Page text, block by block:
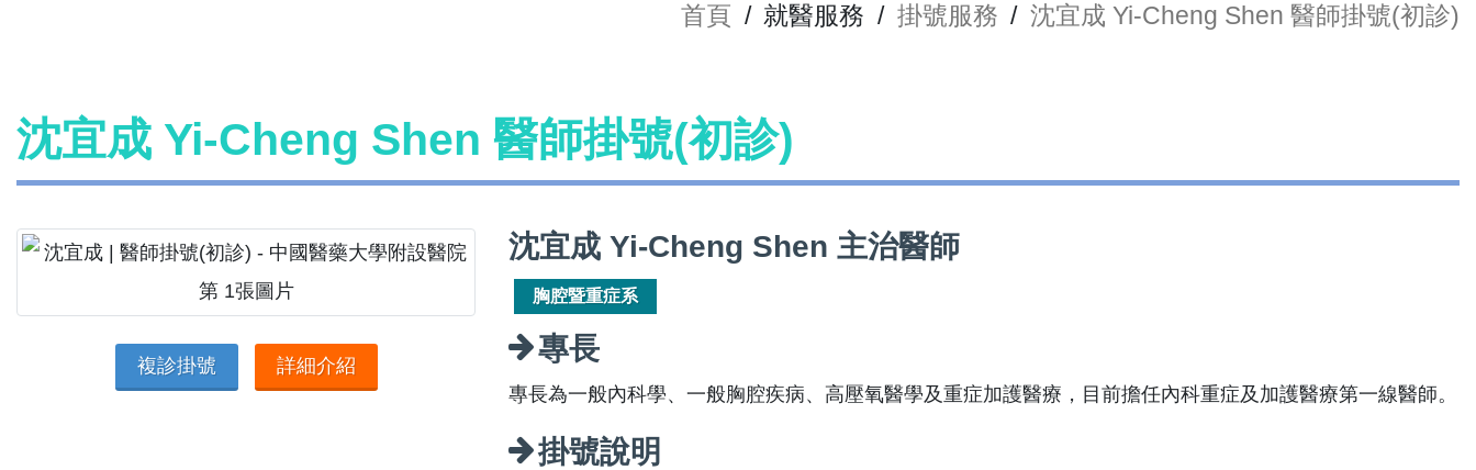
首頁 / 就醫服務 / 掛號服務 / 沈宜成 Yi-Cheng Shen 醫師掛號(初診)
沈宜成 Yi-Cheng Shen 醫師掛號(初診)
複診掛號 詳細介紹
沈宜成 Yi-Cheng Shen 主治醫師
胸腔暨重症系
專長
專長為一般內科學、一般胸腔疾病、高壓氧醫學及重症加護醫療，目前擔任內科重症及加護醫療第一線醫師。
掛號說明